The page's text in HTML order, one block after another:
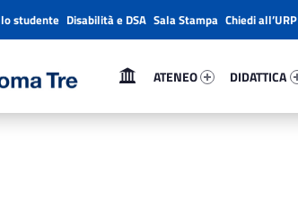
Primary Menu
ATENEO
DIDATTICA
studente Disabilità e DSA Sala Stampa Chiedi all’URP